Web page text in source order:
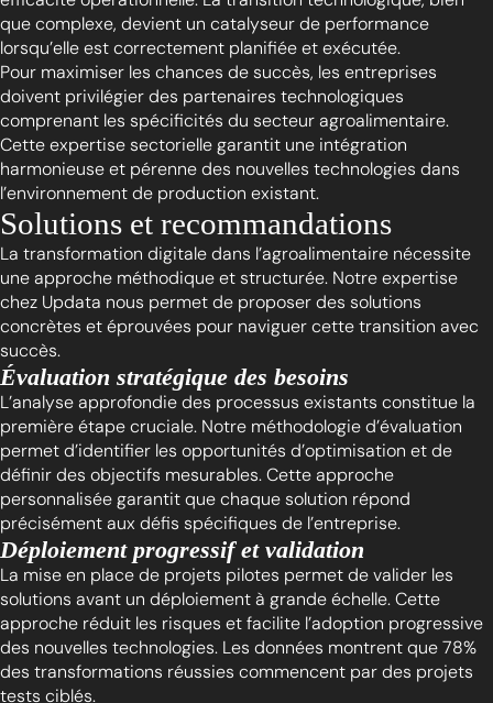
que complexe, devient un catalyseur de performance
lorsqu’elle est correctement planifiée et exécutée.
Pour maximiser les chances de succès, les entreprises
doivent privilégier des partenaires technologiques
comprenant les spécificités du secteur agroalimentaire.
Cette expertise sectorielle garantit une intégration
harmonieuse et pérenne des nouvelles technologies dans
l’environnement de production existant.
Solutions et recommandations
La transformation digitale dans l’agroalimentaire nécessite
une approche méthodique et structurée. Notre expertise
chez Updata nous permet de proposer des solutions
concrètes et éprouvées pour naviguer cette transition avec
succès.
Évaluation stratégique des besoins
L’analyse approfondie des processus existants constitue la
première étape cruciale. Notre méthodologie d’évaluation
permet d’identifier les opportunités d’optimisation et de
définir des objectifs mesurables. Cette approche
personnalisée garantit que chaque solution répond
précisément aux défis spécifiques de l’entreprise.
Déploiement progressif et validation
La mise en place de projets pilotes permet de valider les
solutions avant un déploiement à grande échelle. Cette
approche réduit les risques et facilite l’adoption progressive
des nouvelles technologies. Les données montrent que 78%
des transformations réussies commencent par des projets
tests ciblés.